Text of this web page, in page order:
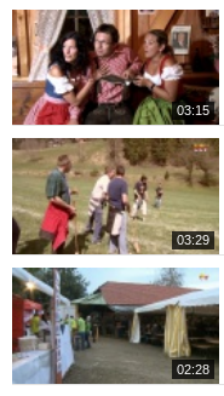
03:15
03:29
02:28